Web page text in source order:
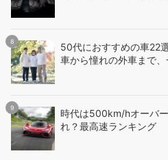
50代におすすめの車22
車から憧れの外車まで、
時代は500km/hオーバ
れ？最高速ランキング